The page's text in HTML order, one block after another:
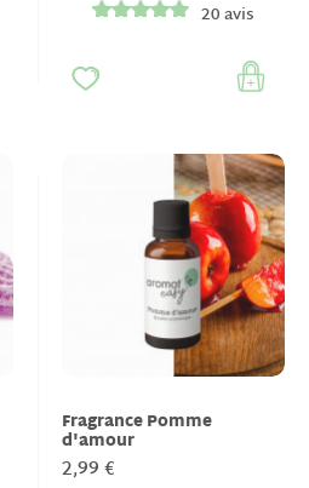
20 avis
Fragrance Pomme
d'amour
2,99 €